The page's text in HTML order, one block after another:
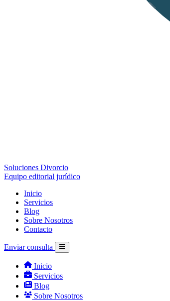
Soluciones Divorcio
Equipo editorial jurídico
Inicio
Servicios
Blog
Sobre Nosotros
Contacto
Enviar consulta
Inicio
Servicios
Blog
Sobre Nosotros